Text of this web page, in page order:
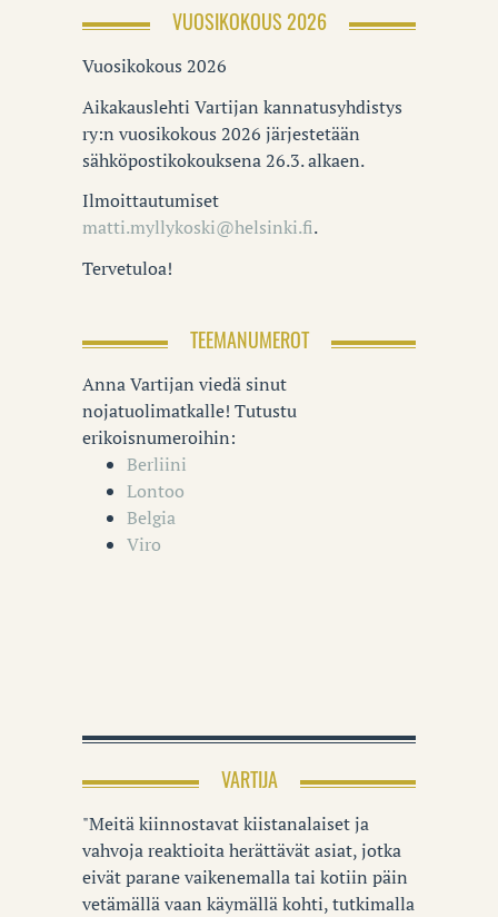
VUOSIKOKOUS 2026
Vuosikokous 2026
Aikakauslehti Vartijan kannatusyhdistys
ry:n vuosikokous 2026 järjestetään
sähköpostikokouksena 26.3. alkaen.
Ilmoittautumiset
matti.myllykoski@helsinki.fi.
Tervetuloa!
TEEMANUMEROT
Anna Vartijan viedä sinut
nojatuolimatkalle! Tutustu
erikoisnumeroihin:
Berliini
Lontoo
Belgia
Viro
VARTIJA
"Meitä kiinnostavat kiistanalaiset ja
vahvoja reaktioita herättävät asiat, jotka
eivät parane vaikenemalla tai kotiin päin
vetämällä vaan käymällä kohti, tutkimalla